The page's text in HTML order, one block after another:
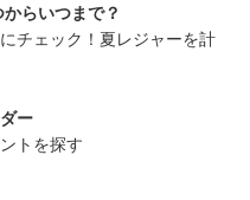
らいつまで？
チェック！夏レジャーを計
ー
トを探す